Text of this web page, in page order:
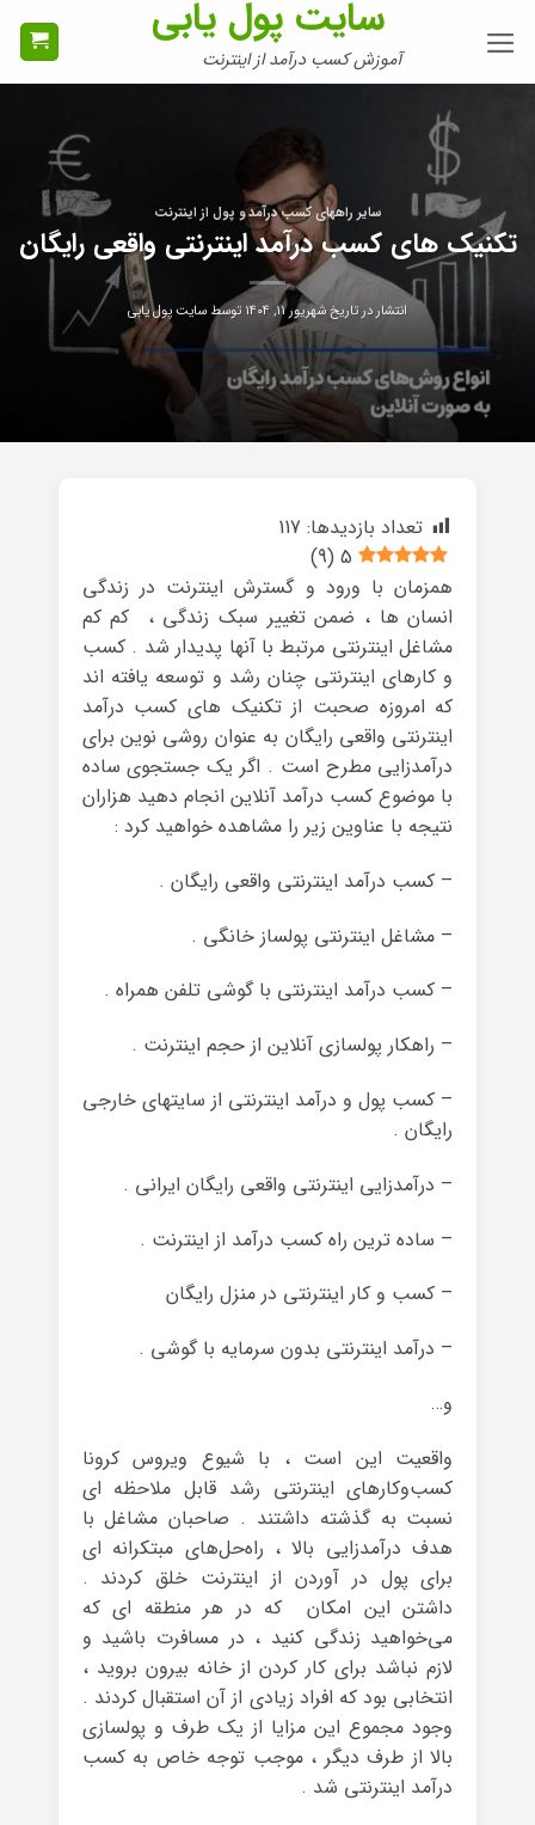
سایت پول یابی
آموزش کسب درآمد از اینترنت
سایر راههای کسب درآمد و پول از اینترنت
تکنیک های کسب درآمد اینترنتی واقعی رایگان
انتشار در تاریخشهریور ۱۱, ۱۴۰۴ توسط سایت پول یابی
تعداد بازدیدها: 117
5
(
9
)
همزمان با ورود و گسترش اینترنت در زندگی
انسان ها ، ضمن تغییر سبک زندگی ، کم کم
مشاغل اینترنتی مرتبط با آنها پدیدار شد . کسب
و کارهای اینترنتی چنان رشد و توسعه یافته اند
که امروزه صحبت از تکنیک های کسب درآمد
اینترنتی واقعی رایگان به عنوان روشی نوین برای
درآمدزایی مطرح است . اگر یک جستجوی ساده
با موضوع کسب درآمد آنلاین انجام دهید هزاران
نتیجه با عناوین زیر را مشاهده خواهید کرد :
– کسب درآمد اینترنتی واقعی رایگان .
– مشاغل اینترنتی پولساز خانگی .
– کسب درآمد اینترنتی با گوشی تلفن همراه .
– راهکار پولسازی آنلاین از حجم اینترنت .
– کسب پول و درآمد اینترنتی از سایتهای خارجی
رایگان .
– درآمدزایی اینترنتی واقعی رایگان ایرانی .
– ساده ترین راه کسب درآمد از اینترنت .
– کسب و کار اینترنتی در منزل رایگان
– درآمد اینترنتی بدون سرمایه با گوشی .
و…
واقعیت این است ، با شیوع ویروس کرونا
کسب‌وکارهای اینترنتی رشد قابل ملاحظه ای
نسبت به گذشته داشتند . صاحبان مشاغل با
هدف درآمدزایی بالا ، راه‌حل‌های مبتکرانه ای
برای پول در آوردن از اینترنت خلق کردند .
داشتن این امکان که در هر منطقه ای که
می‌خواهید زندگی کنید ، در مسافرت باشید و
لازم نباشد برای کار کردن از خانه بیرون بروید ،
انتخابی بود که افراد زیادی از آن استقبال کردند .
وجود مجموع این مزایا از یک طرف و پولسازی
بالا از طرف دیگر ، موجب توجه خاص به کسب
درآمد اینترنتی شد .